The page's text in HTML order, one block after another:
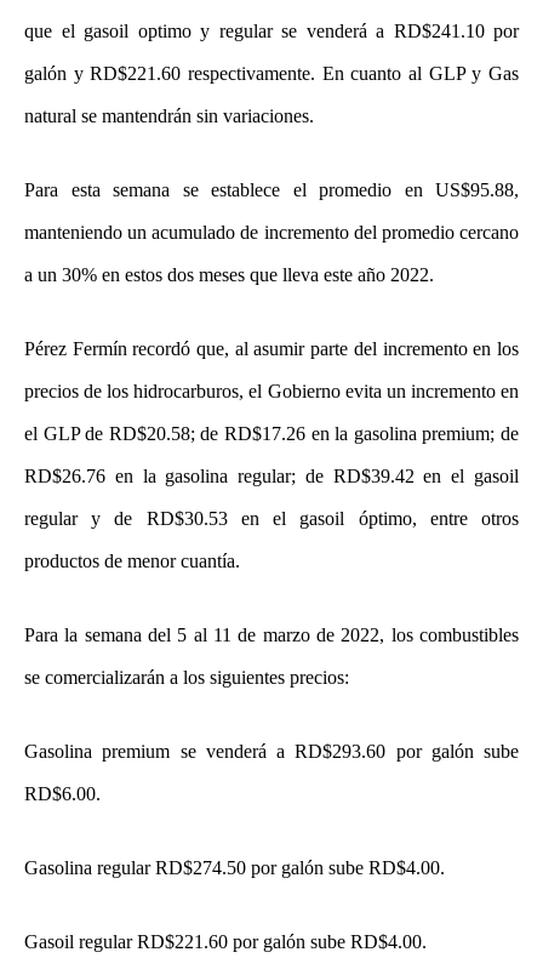
que el gasoil optimo y regular se venderá a RD$241.10 por
galón y RD$221.60 respectivamente. En cuanto al GLP y Gas
natural se mantendrán sin variaciones.
Para esta semana se establece el promedio en US$95.88,
manteniendo un acumulado de incremento del promedio cercano
a un 30% en estos dos meses que lleva este año 2022.
Pérez Fermín recordó que, al asumir parte del incremento en los
precios de los hidrocarburos, el Gobierno evita un incremento en
el GLP de RD$20.58; de RD$17.26 en la gasolina premium; de
RD$26.76 en la gasolina regular; de RD$39.42 en el gasoil
regular y de RD$30.53 en el gasoil óptimo, entre otros
productos de menor cuantía.
Para la semana del 5 al 11 de marzo de 2022, los combustibles
se comercializarán a los siguientes precios:
Gasolina premium se venderá a RD$293.60 por galón sube
RD$6.00.
Gasolina regular RD$274.50 por galón sube RD$4.00.
Gasoil regular RD$221.60 por galón sube RD$4.00.